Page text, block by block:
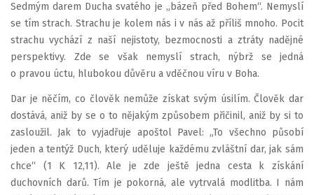
Sedmým darem Ducha svatého je „bázeň před Bohem“. Nemyslí
se tím strach. Strachu je kolem nás i v nás až příliš mnoho. Pocit
strachu vychází z naší nejistoty, bezmocnosti a ztráty nadějné
perspektivy. Zde se však nemyslí strach, nýbrž se jedná
o pravou úctu, hlubokou důvěru a vděčnou víru v Boha.
Dar je něčím, co člověk nemůže získat svým úsilím. Člověk dar
dostává, aniž by se o to nějakým způsobem přičinil, aniž by si to
zasloužil. Jak to vyjadřuje apoštol Pavel: „To všechno působí
jeden a tentýž Duch, který uděluje každému zvláštní dar, jak sám
chce“ (1 K 12,11). Ale je zde ještě jedna cesta k získání
duchovních darů. Tím je pokorná, ale vytrvalá modlitba. I nám